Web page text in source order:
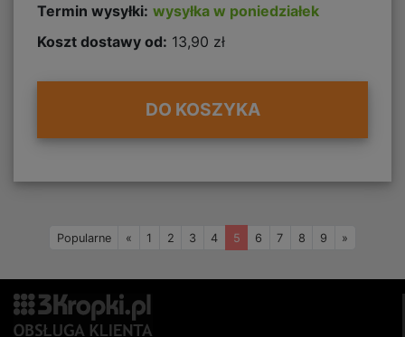
Termin wysyłki: wysyłka w poniedziałek
Koszt dostawy od: 13,90 zł
DO KOSZYKA
Popularne «Wstecz
1 2 3 4 5 6 7 8 9 »